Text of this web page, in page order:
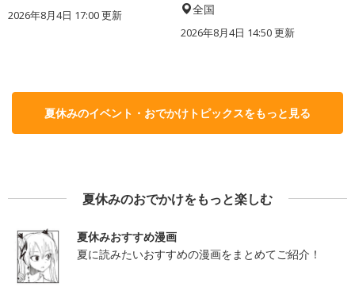
2026年8月4日 17:00更新 全国
2026年8月4日 14:50更新
夏休みのイベント・おでかけトピックスをもっと見る
夏休みのおでかけをもっと楽しむ
夏休みおすすめ漫画
夏に読みたいおすすめの漫画をまとめてご紹介！